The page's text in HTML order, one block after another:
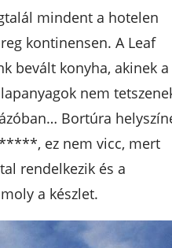
mindent a hotelen
kontinensen. A Leaf
bevált konyha, akinek a
nem
Bortúra
ez nem vicc, mert
rendelkezik és a
a készlet.